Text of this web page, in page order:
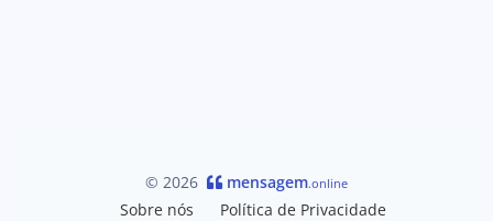
© 2026 mensagem.online
Sobre nós Política de Privacidade